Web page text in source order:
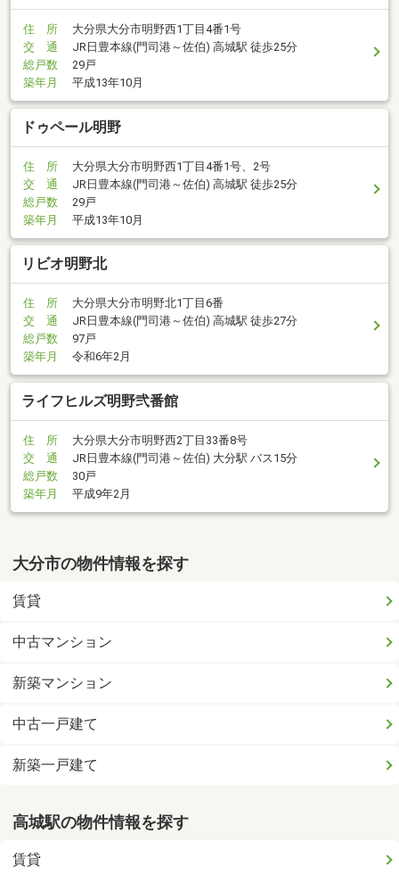
住 所
大分県大分市明野西1丁目4番1号
交 通
JR日豊本線(門司港～佐伯) 高城駅 徒歩25分
総戸数
29戸
築年月
平成13年10月
ドゥペール明野
住 所
大分県大分市明野西1丁目4番1号、2号
交 通
JR日豊本線(門司港～佐伯) 高城駅 徒歩25分
総戸数
29戸
築年月
平成13年10月
リビオ明野北
住 所
大分県大分市明野北1丁目6番
交 通
JR日豊本線(門司港～佐伯) 高城駅 徒歩27分
総戸数
97戸
築年月
令和6年2月
ライフヒルズ明野弐番館
住 所
大分県大分市明野西2丁目33番8号
交 通
JR日豊本線(門司港～佐伯) 大分駅 バス15分
総戸数
30戸
築年月
平成9年2月
大分市の物件情報を探す
賃貸
中古マンション
新築マンション
中古一戸建て
新築一戸建て
高城駅の物件情報を探す
賃貸